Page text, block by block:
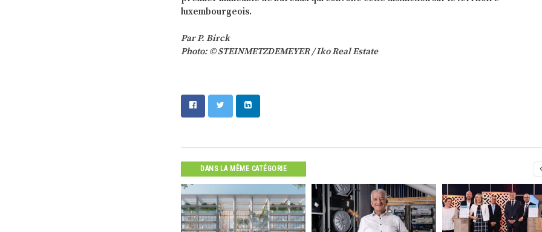
luxembourgeois.
Par P. Birck
Photo: © STEINMETZDEMEYER / Iko Real Estate
DANS LA MÊME CATÉGORIE 